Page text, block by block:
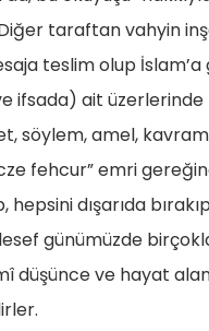
taraftan vahyin
teslim olup İslam’a
ifsada) ait üzerlerinde
söylem, amel,
fehcur” emri
hepsini dışarıda
günümüzde
düşünce ve hayat